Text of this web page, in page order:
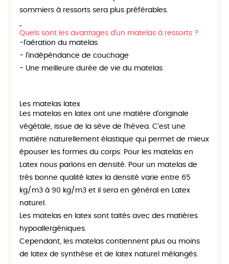
sommiers à ressorts sera plus préférables.
Quels sont les avantages d’un matelas à ressorts ?
-l’aération du matelas
- l’indépéndance de couchage
- Une meilleure durée de vie du matelas
Les matelas latex
Les matelas en latex ont une matière d’originale
végétale, issue de la sève de l’hévea. C’est une
matière naturellement élastique qui permet de mieux
épouser les formes du corps. Pour les matelas en
Latex nous parlons en densité. Pour un matelas de
très bonne qualité latex la densité varie entre 65
kg/m3 à 90 kg/m3 et il sera en général en Latex
naturel.
Les matelas en latex sont taités avec des matières
hypoallergéniques.
Cependant, les matelas contiennent plus ou moins
de latex de synthèse et de latex naturel mélangés.